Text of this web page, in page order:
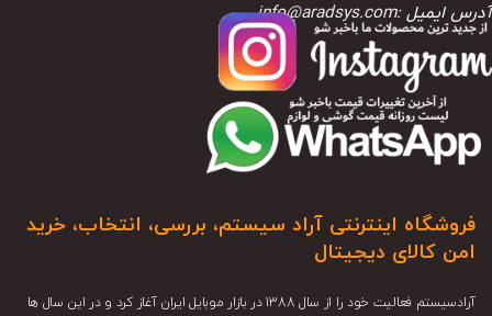
آدرس ایمیل :info@aradsys.com
فروشگاه اینترنتی آراد سیستم، بررسی، انتخاب، خرید
امن کالای دیجیتال
آرادسیستم فعالیت خود را از سال 1388 در بازار موبایل ایران آغاز کرد و در این سال ها